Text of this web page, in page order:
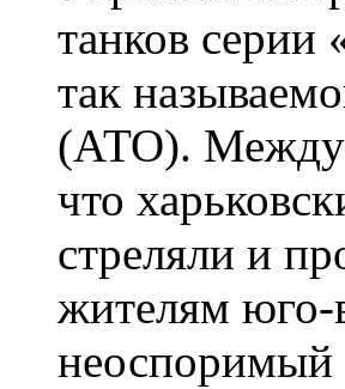
танков серии
так
(АТО). Между
что
стреляли и
жителям
неоспоримый